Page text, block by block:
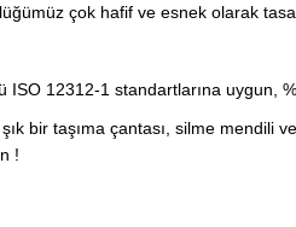
çok hafif ve esnek olarak
ISO 12312-1 standartlarına uygun,
bir taşıma çantası, silme mendili
!